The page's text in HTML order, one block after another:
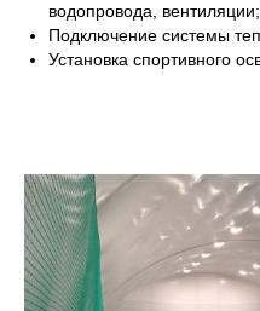
водопровода, вентиляции;
Подключение системы
Установка спортивного